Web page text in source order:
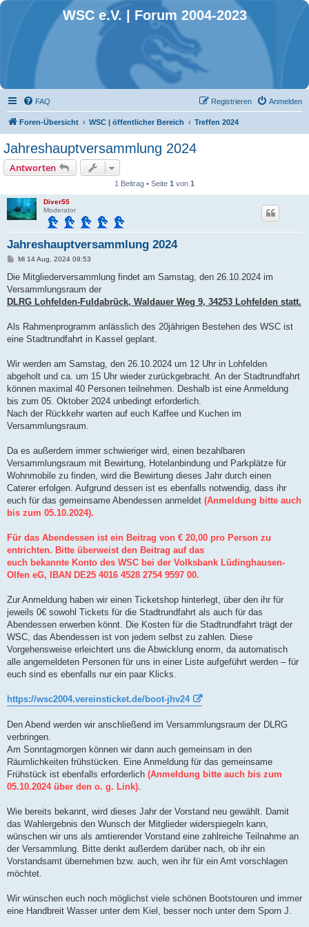
WSC e.V. | Forum 2004-2023
FAQ Anmelden
Registrieren
Foren-Übersicht WSC | öffentlicher Bereich Treffen 2024
Jahreshauptversammlung 2024
Antworten
1 Beitrag • Seite 1 von 1
Diver55
Moderator
Jahreshauptversammlung 2024
B
i
r
a
g
Mi 14 Aug, 2024 09:53
Die Mitgliederversammlung findet am Samstag, den 26.10.2024 im
Versammlungsraum der
DLRG Lohfelden-Fuldabrück, Waldauer Weg 9, 34253 Lohfelden statt.
Als Rahmenprogramm anlässlich des 20jährigen Bestehen des WSC ist
eine Stadtrundfahrt in Kassel geplant.
Wir werden am Samstag, den 26.10.2024 um 12 Uhr in Lohfelden
abgeholt und ca. um 15 Uhr wieder zurückgebracht. An der Stadtrundfahrt
können maximal 40 Personen teilnehmen. Deshalb ist eine Anmeldung
bis zum 05. Oktober 2024 unbedingt erforderlich.
Nach der Rückkehr warten auf euch Kaffee und Kuchen im
Versammlungsraum.
Da es außerdem immer schwieriger wird, einen bezahlbaren
Versammlungsraum mit Bewirtung, Hotelanbindung und Parkplätze für
Wohnmobile zu finden, wird die Bewirtung dieses Jahr durch einen
Caterer erfolgen. Aufgrund dessen ist es ebenfalls notwendig, dass ihr
euch für das gemeinsame Abendessen anmeldet (Anmeldung bitte auch
bis zum 05.10.2024).
Für das Abendessen ist ein Beitrag von € 20,00 pro Person zu
entrichten. Bitte überweist den Beitrag auf das
euch bekannte Konto des WSC bei der Volksbank Lüdinghausen-
Olfen eG, IBAN DE25 4016 4528 2754 9597 00.
Zur Anmeldung haben wir einen Ticketshop hinterlegt, über den ihr für
jeweils 0€ sowohl Tickets für die Stadtrundfahrt als auch für das
Abendessen erwerben könnt. Die Kosten für die Stadtrundfahrt trägt der
WSC, das Abendessen ist von jedem selbst zu zahlen. Diese
Vorgehensweise erleichtert uns die Abwicklung enorm, da automatisch
alle angemeldeten Personen für uns in einer Liste aufgeführt werden – für
euch sind es ebenfalls nur ein paar Klicks.
https://wsc2004.vereinsticket.de/boot-jhv24
Den Abend werden wir anschließend im Versammlungsraum der DLRG
verbringen.
Am Sonntagmorgen können wir dann auch gemeinsam in den
Räumlichkeiten frühstücken. Eine Anmeldung für das gemeinsame
Frühstück ist ebenfalls erforderlich (Anmeldung bitte auch bis zum
05.10.2024 über den o. g. Link).
Wie bereits bekannt, wird dieses Jahr der Vorstand neu gewählt. Damit
das Wahlergebnis den Wunsch der Mitglieder widerspiegeln kann,
wünschen wir uns als amtierender Vorstand eine zahlreiche Teilnahme an
der Versammlung. Bitte denkt außerdem darüber nach, ob ihr ein
Vorstandsamt übernehmen bzw. auch, wen ihr für ein Amt vorschlagen
möchtet.
Wir wünschen euch noch möglichst viele schönen Bootstouren und immer
eine Handbreit Wasser unter dem Kiel, besser noch unter dem Sporn J.